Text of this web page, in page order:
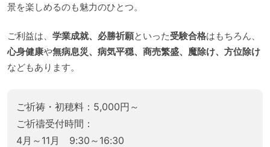
景を楽しめるのも魅力のひとつ。
ご利益は、 学業成就、必勝祈願といった受験合格はもちろん、
心身健康や無病息災、病気平穏、商売繁盛、魔除け、方位除け
などもあります。
ご祈祷・初穂料：5,000円～
ご祈禱受付時間：
4月～11月 9:30～16:30